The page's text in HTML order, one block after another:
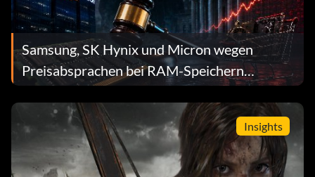
Samsung, SK Hynix und Micron wegen
Preisabsprachen bei RAM-Speichern
verklagt: Wie aus der “RAMpocalypse” eine
Klage vor einem Bundesgericht wurde
Insights